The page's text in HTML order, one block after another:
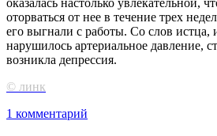
оказалась настолько увлекательной,
оторваться от нее в течение трех
его выгнали с работы. Со слов истца,
нарушилось артериальное давление,
возникла депрессия.
© линк
1 комментарий